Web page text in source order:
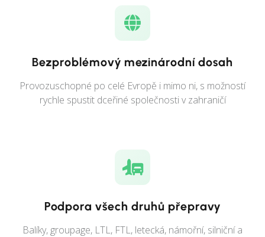
Bezproblémový mezinárodní dosah
Provozuschopné po celé Evropě i mimo ni, s možností
rychle spustit dceřiné společnosti v zahraničí
Podpora všech druhů přepravy
Balíky, groupage, LTL, FTL, letecká, námořní, silniční a